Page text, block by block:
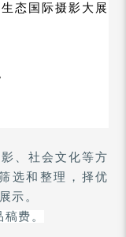
态国际摄影大展
社会文化等方
选和整理，择优
示。
费。